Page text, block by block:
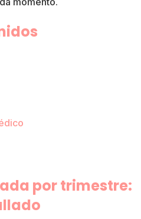
por trimestre: